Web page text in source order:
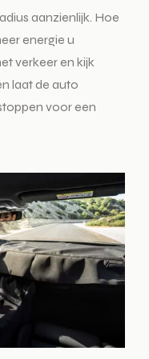
aanzienlijk. Hoe
energie u
verkeer en kijk
laat de auto
voor een